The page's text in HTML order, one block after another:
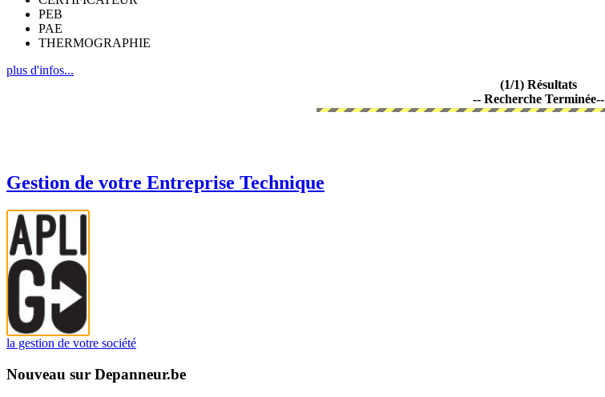
PEB
PAE
THERMOGRAPHIE
plus d'infos...
(1/1) Résultats
-- Recherche Terminée--
Gestion de votre Entreprise Technique
la gestion de votre société
Nouveau sur Depanneur.be